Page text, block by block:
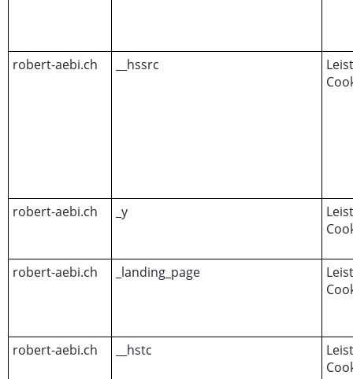
robert-aebi.ch __hssrc
robert-aebi.ch _y
robert-aebi.ch _landing_page
robert-aebi.ch __hstc